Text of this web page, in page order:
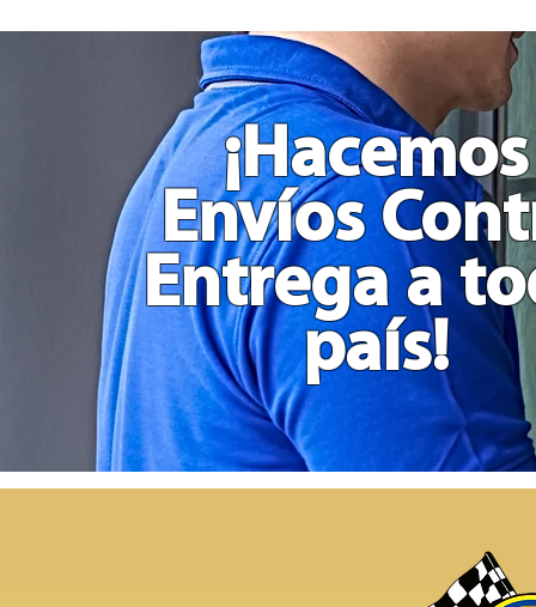
Actividades
y
Películas
Grande
en
Madera
¡Hacemos
Envíos
Entrega a
país!